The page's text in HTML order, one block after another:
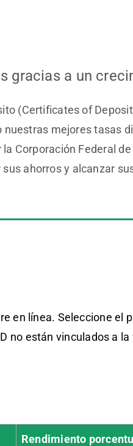
gracias a un
(Certificates of
mejores tasas
Corporación Federal
ahorros y alcanzar
en línea. Seleccione el
no están vinculados a
Rendimiento